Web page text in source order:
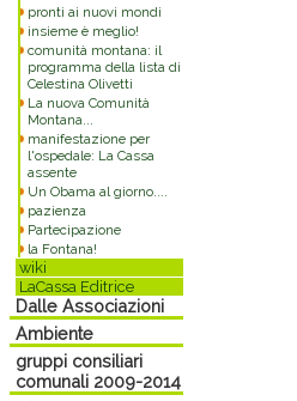
pronti ai nuovi mondi
insieme è meglio!
comunità montana: il
programma della lista di
Celestina Olivetti
La nuova Comunità
Montana...
manifestazione per
l'ospedale: La Cassa
assente
Un Obama al giorno....
pazienza
Partecipazione
la Fontana!
wiki
LaCassa Editrice
Dalle Associazioni
Ambiente
gruppi consiliari
comunali 2009-2014